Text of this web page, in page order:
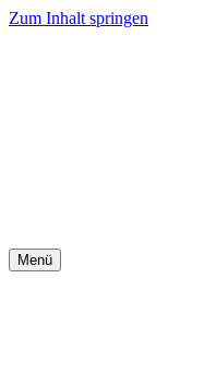
Zum Inhalt springen
Menü